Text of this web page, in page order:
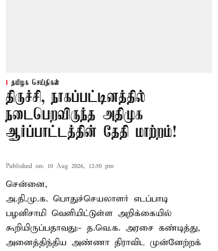
தமிழக செய்திகள்
திருச்சி, நாகப்பட்டினத்தில்
நடைபெறவிருந்த அதிமுக
ஆர்ப்பாட்டத்தின் தேதி மாற்றம்!
Published on: 10 Aug 2026, 12:50 pm
சென்னை,
அ.தி.மு.க. பொதுச்செயலாளர் எடப்பாடி
பழனிசாமி வெளியிட்டுள்ள அறிக்கையில்
கூறியிருப்பதாவது:- த.வெ.க. அரசை கண்டித்து,
அனைத்திந்திய அண்ணா திராவிட முன்னேற்றக்